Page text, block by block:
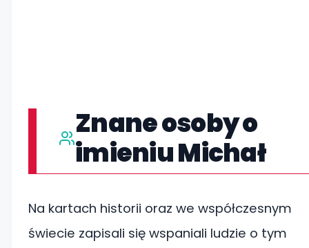
Znane osoby o
imieniu Michał
Na kartach historii oraz we współczesnym
świecie zapisali się wspaniali ludzie o tym